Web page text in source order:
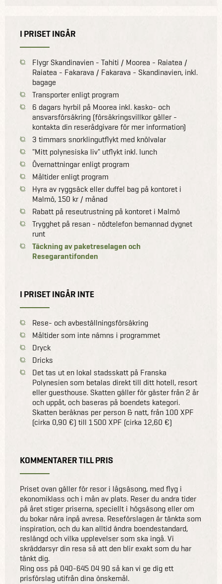
I PRISET INGÅR
Flygr Skandinavien - Tahiti / Moorea - Raiatea /
Raiatea - Fakarava / Fakarava - Skandinavien, inkl.
bagage
Transporter enligt program
6 dagars hyrbil på Moorea inkl. kasko- och
ansvarsförsäkring (försäkringsvillkor gäller -
kontakta din reserådgivare för mer information)
3 timmars snorklingutflykt med knölvalar
"Mitt polynesiska liv" utflykt inkl. lunch
Övernattningar enligt program
Måltider enligt program
Hyra av ryggsäck eller duffel bag på kontoret i
Malmö, 150 kr / månad
Rabatt på reseutrustning på kontoret i Malmö
Trygghet på resan - nödtelefon bemannad dygnet
runt
Täckning av paketreselagen och
Resegarantifonden
I PRISET INGÅR INTE
Rese- och avbeställningsförsäkring
Måltider som inte nämns i programmet
Dryck
Dricks
Det tas ut en lokal stadsskatt på Franska
Polynesien som betalas direkt till ditt hotell, resort
eller guesthouse. Skatten gäller för gäster från 2 år
och uppåt, och baseras på boendets kategori.
Skatten beräknas per person & natt, från 100 XPF
(cirka 0,90 €) till 1 500 XPF (cirka 12,60 €)
KOMMENTARER TILL PRIS
Priset ovan gäller för resor i lågsäsong, med flyg i
ekonomiklass och i mån av plats. Reser du andra tider
på året stiger priserna, speciellt i högsäsong eller om
du bokar nära inpå avresa. Reseförslagen är tänkta som
inspiration, och du kan alltid ändra boendestandard,
reslängd och vilka upplevelser som ska ingå. Vi
skräddarsyr din resa så att den blir exakt som du har
tänkt dig.
Ring oss på 040-645 04 90 så kan vi ge dig ett
prisförslag utifrån dina önskemål.